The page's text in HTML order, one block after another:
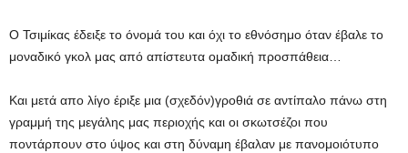
Ο Τσιμίκας έδειξε το όνομά του και όχι το εθνόσημο όταν έβαλε το
μοναδικό γκολ μας από απίστευτα ομαδική προσπάθεια…
Και μετά απο λίγο έριξε μια (σχεδόν)γροθιά σε αντίπαλο πάνω στη
γραμμή της μεγάλης μας περιοχής και οι σκωτσέζοι που
ποντάρπουν στο ύψος και στη δύναμη έβαλαν με πανομοιότυπο